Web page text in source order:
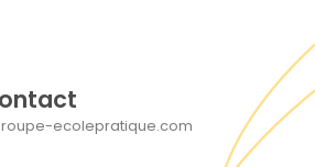
ecolepratique.com